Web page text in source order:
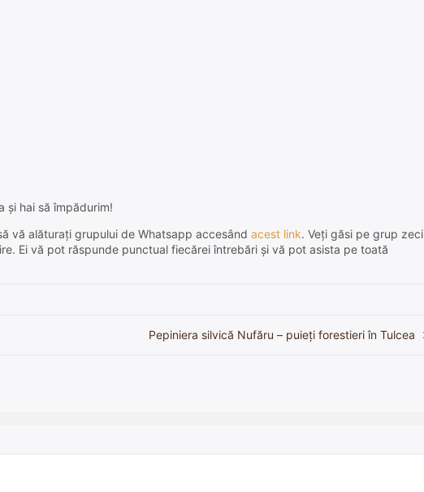
și hai să împădurim!
vă alăturați grupului de Whatsapp accesând acest link. Veți găsi pe grup zeci
Ei vă pot răspunde punctual fiecărei întrebări și vă pot asista pe toată
Pepiniera silvică Nufăru – puieți forestieri în Tulcea